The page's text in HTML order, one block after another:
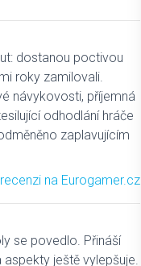
dostanou poctivou
roky zamilovali.
návykovosti, příjemná
odhodlání hráče
zaplavujícím
na Eurogamer.cz
se povedlo. Přináší
ještě vylepšuje.